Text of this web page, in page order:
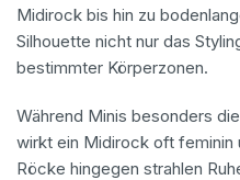
Midirock bis hin zu
Silhouette nicht nur das
bestimmter Körperzonen.
Während Minis besonders
wirkt ein Midirock oft feminin
Röcke hingegen strahlen